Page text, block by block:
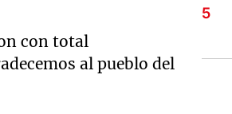
con total
al pueblo del